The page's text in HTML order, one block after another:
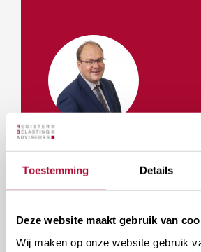
Toestemming Details
Deze website maakt gebruik van
Wij maken op onze website gebruik
RB